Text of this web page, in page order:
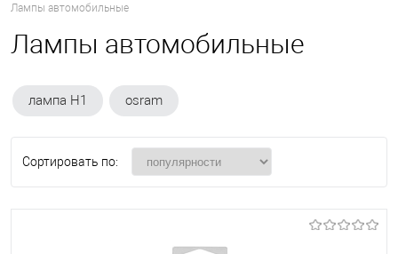
Лампы автомобильные
Лампы автомобильные
лампа H1 osram
Сортировать по: